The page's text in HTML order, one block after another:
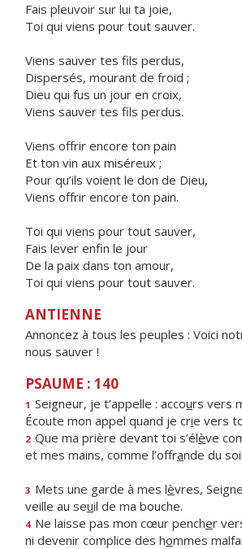
Fais pleuvoir sur lui ta joie,
Toi qui viens pour tout sauver.
Viens sauver tes fils perdus,
Dispersés, mourant de froid ;
Dieu qui fus un jour en croix,
Viens sauver tes fils perdus.
Viens offrir encore ton pain
Et ton vin aux miséreux ;
Pour qu’ils voient le don de Dieu,
Viens offrir encore ton pain.
Toi qui viens pour tout sauver,
Fais lever enfin le jour
De la paix dans ton amour,
Toi qui viens pour tout sauver.
ANTIENNE
Annoncez à tous les peuples : Voici
nous sauver !
PSAUME : 140
1 Seigneur, je t’appelle : accours vers
Écoute mon appel quand je crie vers
2 Que ma prière devant toi s’élève
et mes mains, comme l’offrande du
3 Mets une garde à mes lèvres,
veille au seuil de ma bouche.
4 Ne laisse pas mon cœur pencher
ni devenir complice des hommes